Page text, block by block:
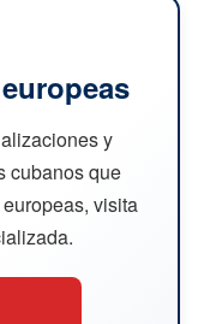
y
cubanos que
visita